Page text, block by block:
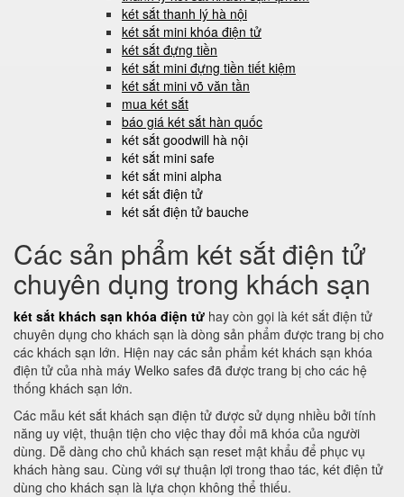
két sắt thanh lý hà nội
két sắt mini khóa điện tử
két sắt đựng tiền
két sắt mini đựng tiền tiết kiệm
két sắt mini võ văn tần
mua két sắt
báo giá két sắt hàn quốc
két sắt goodwill hà nội
két sắt mini safe
két sắt mini alpha
két sắt điện tử
két sắt điện tử bauche
Các sản phẩm két sắt điện tử
chuyên dụng trong khách sạn
két sắt khách sạn khóa điện tử hay còn gọi là két sắt điện tử
chuyên dụng cho khách sạn là dòng sản phẩm được trang bị cho
các khách sạn lớn. Hiện nay các sản phẩm két khách sạn khóa
điện tử của nhà máy Welko safes đã được trang bị cho các hệ
thống khách sạn lớn.
Các mẫu két sắt khách sạn điện tử được sử dụng nhiều bởi tính
năng uy việt, thuận tiện cho việc thay đổi mã khóa của người
dùng. Dễ dàng cho chủ khách sạn reset mật khẩu để phục vụ
khách hàng sau. Cùng với sự thuận lợi trong thao tác, két điện tử
dùng cho khách sạn là lựa chọn không thể thiếu.